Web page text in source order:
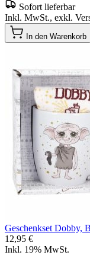
Sofort lieferbar
Inkl. MwSt., exkl.
In den Warenkorb
Geschenkset Dobby,
12,95 €
Inkl. 19% MwSt.